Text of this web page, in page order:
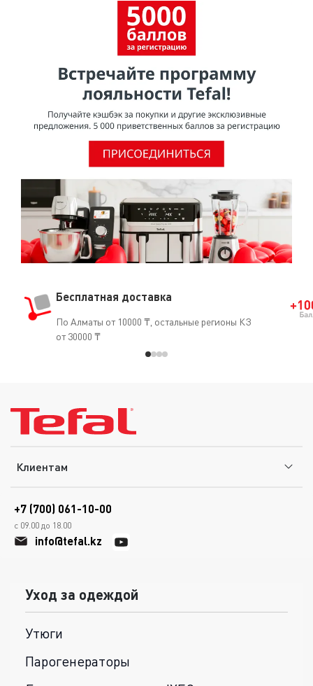
попадании внутрь. Эти же органы подтвердили, что
покрытия из ПТФЭ не представляют опасности для
здоровья при использовании в посуде для
проведенному МАИР (Международное агентство по
изучению рака), ВОЗ (Всемирная организация
здравоохранения) отнесла ПТФЭ к группе 3 [Том 19, 288
(1979) и Дополнение 7.70 (1987)], признав, что он не
является канцерогеном для человека.О том, что ПТФЭ
безопасен для использования, свидетельствует и тот
факт, что он часто применяется в медицине
(кардиостимуляторы, искусственные артерии, протезы
и т.д.).
Бесплатная доставка
По Алматы от 10000 ₸, остальные регионы КЗ
от 30000 ₸
Клиентам
+7 (700) 061-10-00
с 09.00 до 18.00
info@tefal.kz
Уход за одеждой
Утюги
Парогенераторы